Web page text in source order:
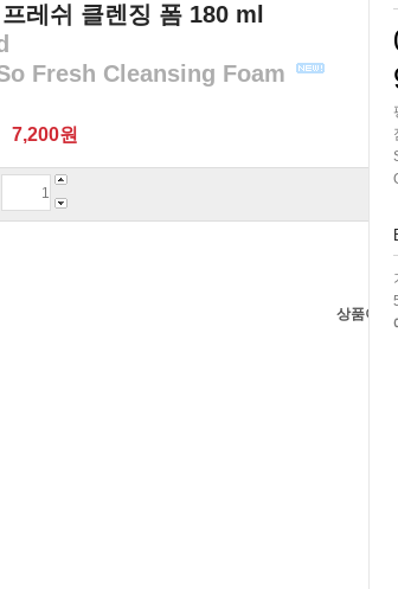
레쉬 클렌징 폼 180 ml
Fresh Cleansing Foam
7,200원
상품이